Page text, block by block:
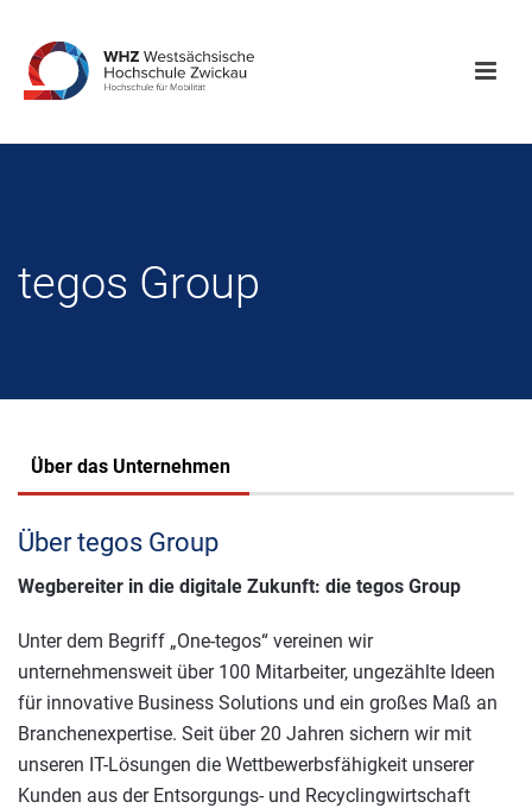
tegos Group
Über das Unternehmen
Über tegos Group
Wegbereiter in die digitale Zukunft: die tegos Group
Unter dem Begriff „One-tegos“ vereinen wir
unternehmensweit über 100 Mitarbeiter, ungezählte Ideen
für innovative Business Solutions und ein großes Maß an
Branchenexpertise. Seit über 20 Jahren sichern wir mit
unseren IT-Lösungen die Wettbewerbsfähigkeit unserer
Kunden aus der Entsorgungs- und Recyclingwirtschaft